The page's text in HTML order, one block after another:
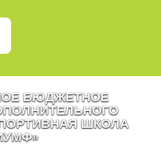
БЮДЖЕТНОЕ
ШКОЛА